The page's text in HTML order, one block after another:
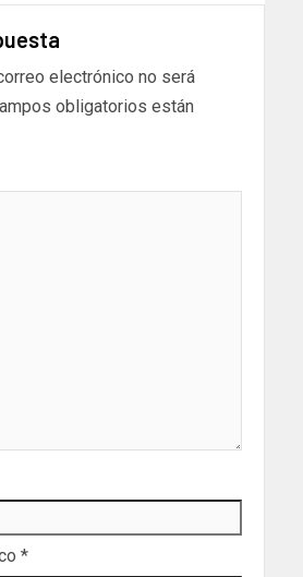
electrónico no será
obligatorios están
*